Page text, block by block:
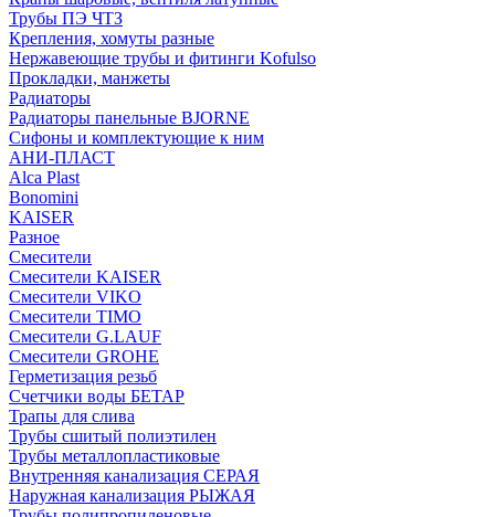
Трубы ПЭ ЧТЗ
Крепления, хомуты разные
Нержавеющие трубы и фитинги Kofulso
Прокладки, манжеты
Радиаторы
Радиаторы панельные BJORNE
Сифоны и комплектующие к ним
АНИ-ПЛАСТ
Alca Plast
Bonomini
KAISER
Разное
Смесители
Смесители KAISER
Смесители VIKO
Смесители TIMO
Смесители G.LAUF
Смесители GROHE
Герметизация резьб
Счетчики воды БЕТАР
Трапы для слива
Трубы сшитый полиэтилен
Трубы металлопластиковые
Внутренняя канализация СЕРАЯ
Наружная канализация РЫЖАЯ